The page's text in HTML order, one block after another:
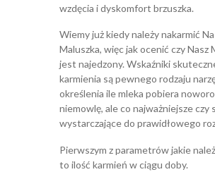
wzdęcia i dyskomfort brzuszka.
Wiemy już kiedy należy nakarmić
Maluszka, więc jak ocenić czy Nasz
jest najedzony. Wskaźniki
karmienia są pewnego rodzaju
określenia ile mleka pobiera
niemowlę, ale co najważniejsze czy
wystarczające do prawidłowego
Pierwszym z parametrów jakie
to ilość karmień w ciągu doby.